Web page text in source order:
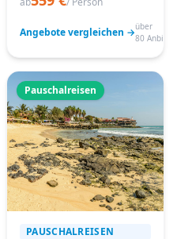
Angebote vergleichen →über
80
Pauschalreisen
PAUSCHALREISEN